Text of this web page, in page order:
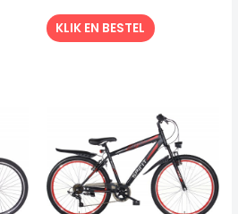
KLIK EN BESTEL